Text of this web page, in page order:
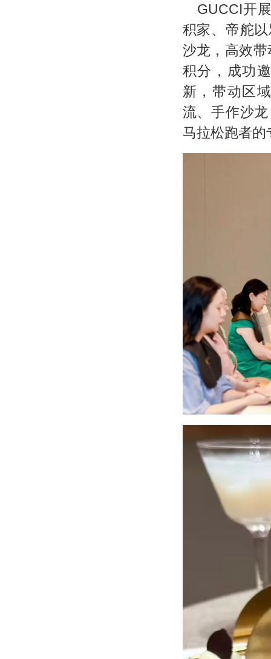
GUCCI开
积家、帝舵
沙龙，高效
积分，成功
新，带动区
流、手作沙
马拉松跑者